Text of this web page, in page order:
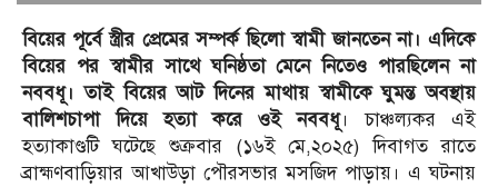
বিয়ের পূর্বে স্ত্রীর প্রেমের সম্পর্ক ছিলো স্বামী জানতেন না। এদিকে
বিয়ের পর স্বামীর সাথে ঘনিষ্ঠতা মেনে নিতেও পারছিলেন না
নববধূ। তাই বিয়ের আট দিনের মাথায় স্বামীকে ঘুমন্ত অবস্থায়
বালিশচাপা দিয়ে হত্যা করে ওই নববধূ। চাঞ্চল্যকর এই
হত্যাকাণ্ডটি ঘটেছে শুক্রবার (১৬ই মে,২০২৫) দিবাগত রাতে
ব্রাহ্মণবাড়িয়ার আখাউড়া পৌরসভার মসজিদ পাড়ায়। এ ঘটনায়